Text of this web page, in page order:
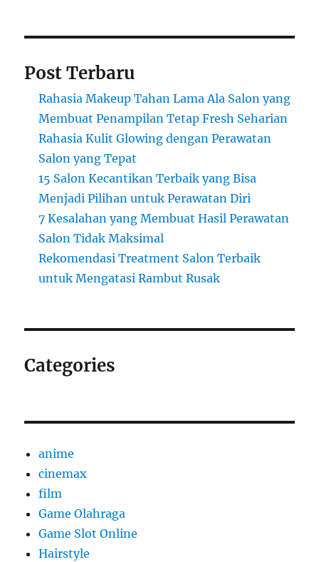
Post Terbaru
Rahasia Makeup Tahan Lama Ala Salon yang
Membuat Penampilan Tetap Fresh Seharian
Rahasia Kulit Glowing dengan Perawatan
Salon yang Tepat
15 Salon Kecantikan Terbaik yang Bisa
Menjadi Pilihan untuk Perawatan Diri
7 Kesalahan yang Membuat Hasil Perawatan
Salon Tidak Maksimal
Rekomendasi Treatment Salon Terbaik
untuk Mengatasi Rambut Rusak
Categories
anime
cinemax
film
Game Olahraga
Game Slot Online
Hairstyle